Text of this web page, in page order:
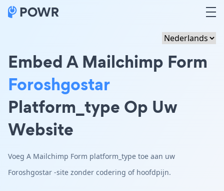
Embed A Mailchimp Form
Foroshgostar
Platform_type Op Uw
Website
Voeg A Mailchimp Form platform_type toe aan uw
Foroshgostar -site zonder codering of hoofdpijn.